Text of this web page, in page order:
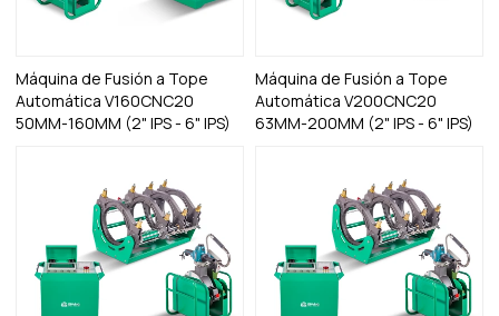
Máquina de Fusión a Tope
Automática V160CNC20
50MM-160MM (2" IPS - 6" IPS)
Máquina de Fusión a Tope
Automática V200CNC20
63MM-200MM (2" IPS - 6" IPS)